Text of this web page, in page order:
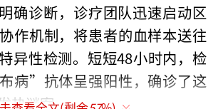
确诊断，诊疗团队迅速启动区
作机制，将患者的血样本送往
异性检测。短短48小时内，检
病”抗体呈强阳性，确诊了这
热谜案。